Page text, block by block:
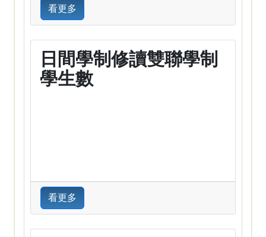
看更多
日間學制修讀雙聯學制
學生數
看更多